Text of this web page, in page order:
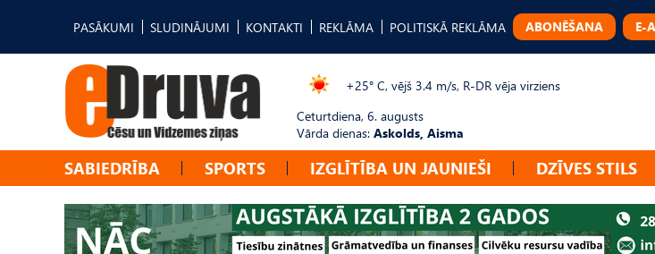
PASĀKUMI SLUDINĀJUMI KONTAKTI REKLĀMA POLITISKĀ REKLĀMA ABONĒŠANA E-
+25° C, vējš 3.4 m/s, R-DR vēja virziens
Ceturtdiena, 6. augusts
Vārda dienas: Askolds, Aisma
SABIEDRĪBA SPORTS IZGLĪTĪBA UN JAUNIEŠI DZĪVES STILS